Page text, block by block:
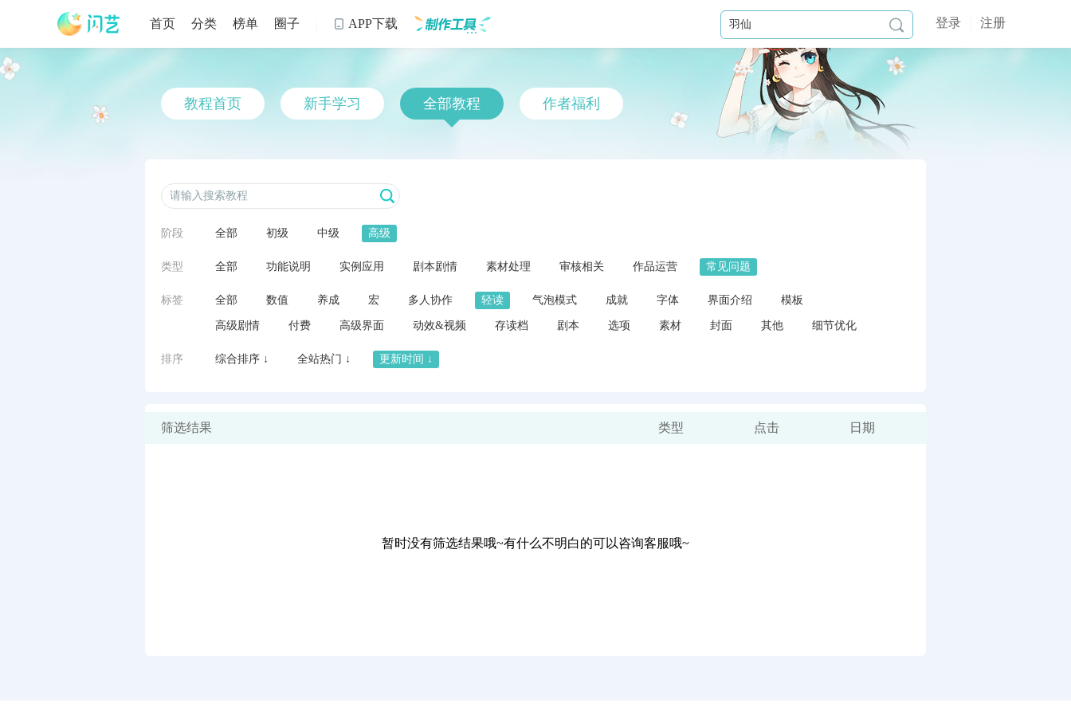
首页 分类 榜单 圈子  APP下载 登录 注册

教程首页 新手学习 全部教程 作者福利
阶段 全部 初级 中级 高级
类型 全部 功能说明 实例应用 剧本剧情 素材处理 审核相关 作品运营 常见问题
标签 全部 数值 养成 宏 多人协作 轻读 气泡模式 成就 字体 界面介绍 模板
高级剧情 付费 高级界面 动效&视频 存读档 剧本 选项 素材 封面 其他 细节优化
排序 综合排序 ↓ 全站热门 ↓ 更新时间 ↓
筛选结果 类型 点击 日期
暂时没有筛选结果哦~有什么不明白的可以咨询客服哦~